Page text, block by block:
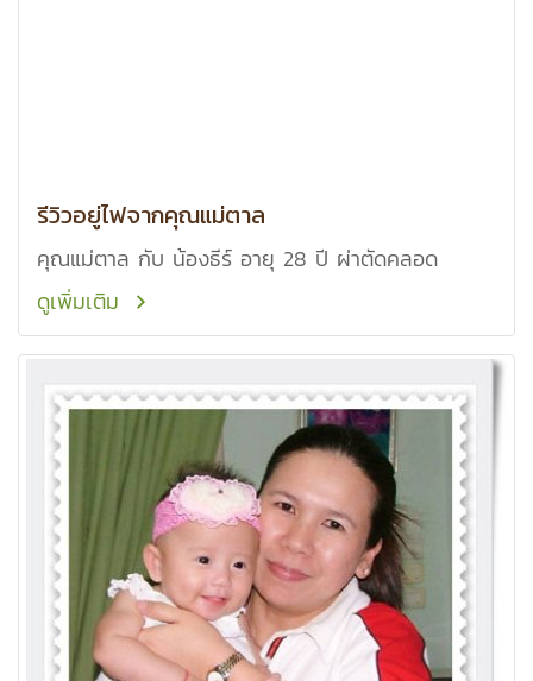
รีวิวอยู่ไฟจากคุณแม่ตาล
คุณแม่ตาล กับ น้องธีร์ อายุ 28 ปี ผ่าตัดคลอด
ดูเพิ่มเติม